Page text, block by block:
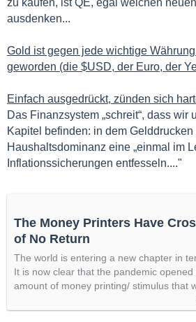
zu kaufen, ist QE, egal welchen
ausdenken...
Gold ist gegen jede wichtige
geworden (die $USD, der Euro, der
Einfach ausgedrückt, zünden sich
Das Finanzsystem „schreit“, dass wir
Kapitel befinden: in dem Gelddrucken
Haushaltsdominanz eine „einmal im
Inflationssicherungen entfesseln...."
The Money Printers Have
of No Return
The world is entering a new chapter in
It is now clear that the pandemic
amount of money printing/ stimulus that